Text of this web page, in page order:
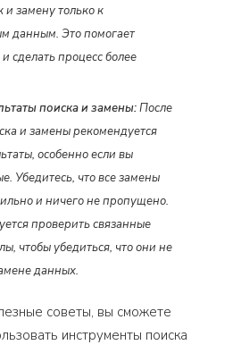
замену только к
данным. Это помогает
сделать процесс более
поиска и замены:После
и замены рекомендуется
особенно если вы
Убедитесь, что все замены
и ничего не пропущено.
проверить связанные
чтобы убедиться, что они не
данных.
советы, вы сможете
инструменты поиска